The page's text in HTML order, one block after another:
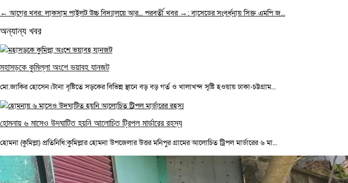
← আগের খবর: লাকসাম পাইলট উচ্চ বিদ্যালয়ে আর... পরবর্তী খবর →: বাসেডের সংবর্ধনায় সিক্ত এমপি জ...
অন্যান্য খবর
মহাসড়কে কুমিল্লা অংশে ভয়াবহ যানজট
মো.জাকির হোসেন।টানা বৃষ্টিতে সড়কের বিভিন্ন স্থানে বড় বড় গর্ত ও খালাখন্দ সৃষ্টি হওয়ায় ঢাকা-চট্টগ্রাম...
হোমনায় ৬ মাসেও উদঘাটিত হয়নি আলোচিত ট্রিপল মার্ডারের রহস্য
হোমনা (কুমিল্লা) প্রতিনিধি:কুমিল্লার হোমনা উপজেলার উত্তর মনিপুর গ্রামের আলোচিত ট্রিপল মার্ডারের ৬ মা...